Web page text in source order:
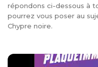
répondons ci-dessous à
pourrez vous poser au
Chypre noire.